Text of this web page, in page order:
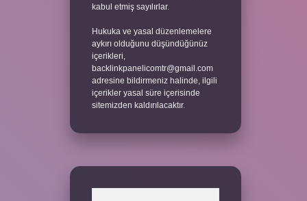
kabul etmiş sayılırlar.
Hukuka ve yasal düzenlemelere
aykırı olduğunu düşündüğünüz
içerikleri,
backlinkpanelicomtr@gmail.com
adresine bildirmeniz halinde, ilgili
içerikler yasal süre içerisinde
sitemizden kaldırılacaktır.